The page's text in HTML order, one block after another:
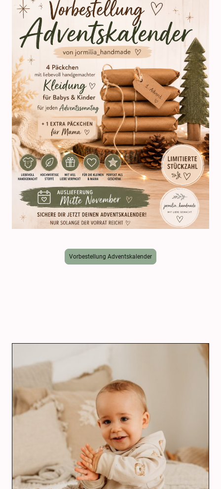
Vorbestellung Adventskalender